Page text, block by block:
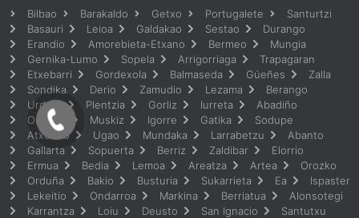
Bilbao Barakaldo Getxo Portugalete
Santurtzi
Basauri
Leioa Galdakao Sestao
Durango
Erandio
Amorebieta-Etxano Bermeo
Mungia
Gernika-Lumo
Sopela Arrigorriaga
Trapagaran
Etxebarri
Gordexola Balmaseda Gúeñes
Zalla
Sondika
Derio Zamudio Lezama
Berango
Urduliz
Plentzia Gorliz Iurreta
Abadiño
Ortuella
Muskiz Igorre Gatika
Sodupe
Atxondo
Ugao Mundaka Larrabetzu
Abanto
Gallarta
Sopuerta Berriz Zaldibar
Elorrio
Ermua
Bedia Lemoa Areatza Artea
Orozko
Orduña
Bakio Busturia Sukarrieta Ea
Ispaster
Lekeitio
Ondarroa Markina Berriatua
Alonsotegi
Karrantza
Loiu Deusto San Ignacio
Santutxu